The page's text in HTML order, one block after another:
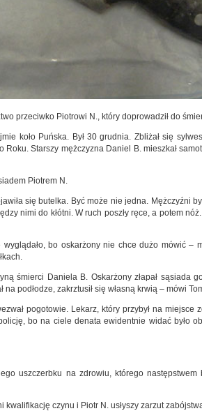
przeciwko Piotrowi N., który doprowadził do
koło Puńska. Był 30 grudnia. Zbliżał się
Starszy mężczyzna Daniel B. mieszkał
Piotrem N.
się butelka. Być może nie jedna. Mężczyźni
nimi do kłótni. W ruch poszły ręce, a potem
bo oskarżony nie chce dużo mówić –
śmierci Daniela B. Oskarżony złapał sąsiada
na podłodze, zakrztusił się własną krwią – mówi
pogotowie. Lekarz, który przybył na miejsce
bo na ciele denata ewidentnie widać było
uszczerbku na zdrowiu, którego następstwem
czynu i Piotr N. usłyszy zarzut